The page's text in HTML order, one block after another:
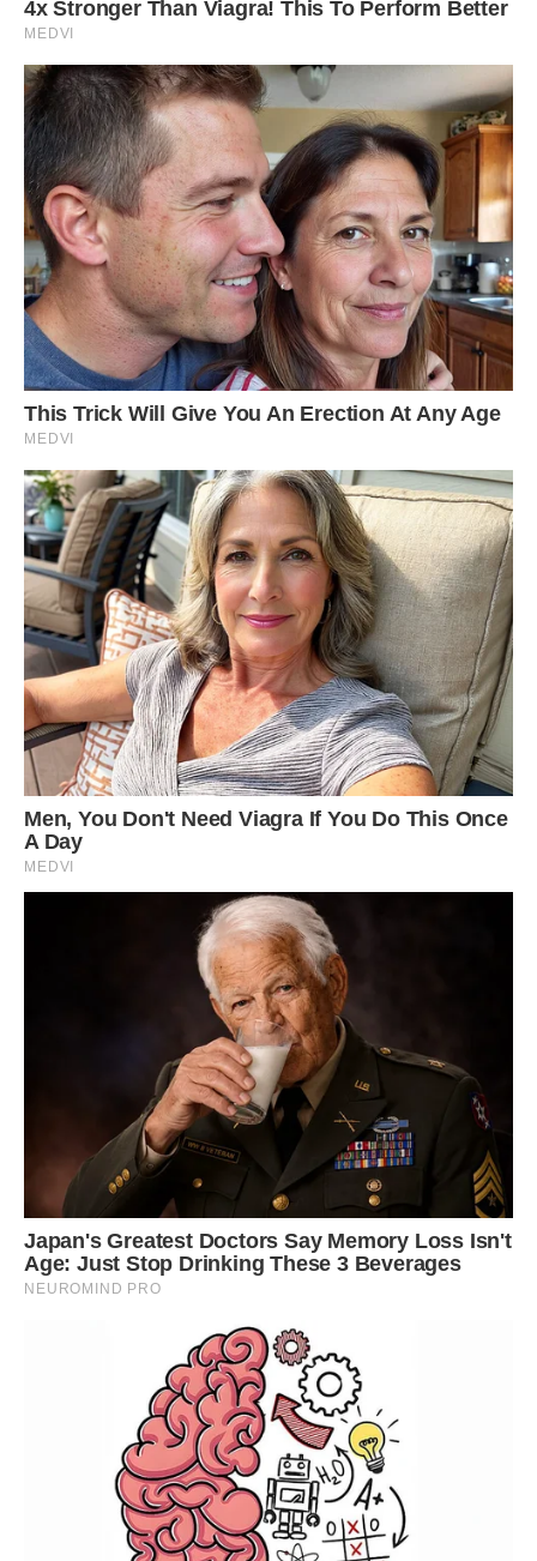
– Ще кілька таких візитів по родичах – і можна буде
реально іпотеку перекрити, – посміхнулася Женя. – До
речі, наступного тижня день народження мого дядька
Валерія. Я спеціально для тебе вже і вбрання приготувала.
Порвала, а потім зашила татову стару сорочку.
Приміряєш?
– А ти шити вмієш? – здивувався хлопець.
– Ні, звичайно! Тому вона така колоритна й вийшла! –
посміхнулася Євгенія.
Винахідливості цієї парочки можуть позаздрити
найпродуманіші аферисти сучасності. Та у молодої пари
винахідливими.
Передрук без посилання на Ibilingua.com заборонено
Фото ілюстративне, Ibilingua.com
Сподобалася стаття? Поділіться з друзями на Facebook!